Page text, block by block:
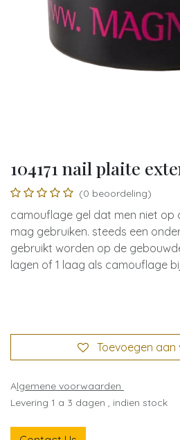
104171 nail plaite
(0 beoordeling)
camouflage gel dat men niet op
mag gebruiken. steeds een
gebruikt worden op de
lagen of 1 laag als camouflage
Toevoegen aan
Algemene voorwaarden
Levering 1 a 3 dagen , indien stock